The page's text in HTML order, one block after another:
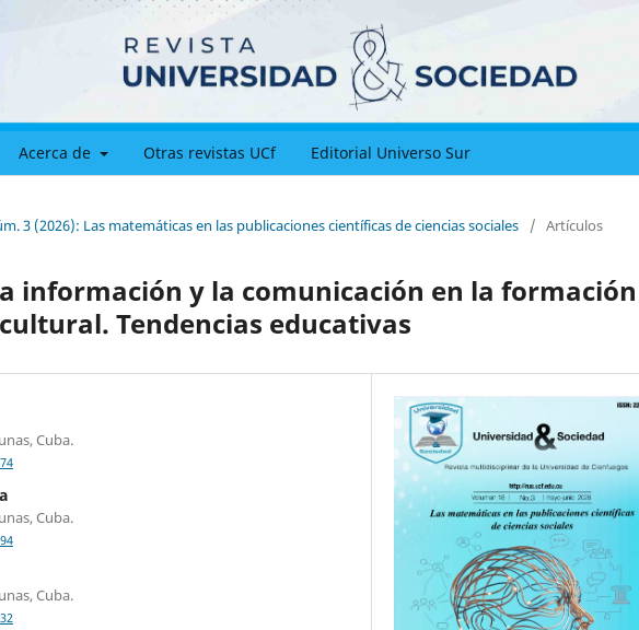
Acerca de Otras revistas UCf Editorial Universo Sur
3 (2026): Las matemáticas en las publicaciones científicas de ciencias sociales / Artículos
información y la comunicación en la formación
Tendencias educativas
Cuba.
Cuba.
Cuba.